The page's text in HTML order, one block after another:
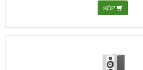
KÖP